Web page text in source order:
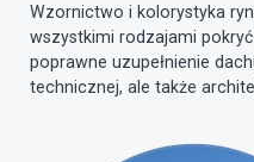
Wzornictwo i kolorystyka
wszystkimi rodzajami
poprawne uzupełnienie
technicznej, ale także